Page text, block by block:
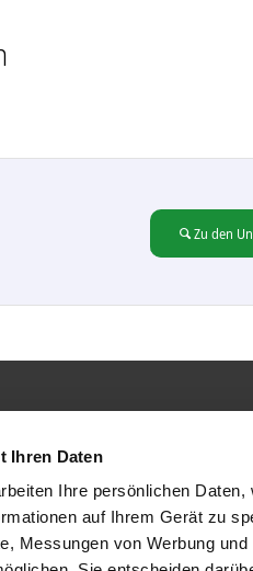
Ihren Daten
Ihre persönlichen
auf Ihrem Gerät zu
Messungen von Werbung
Zu den
FAQ
AGB